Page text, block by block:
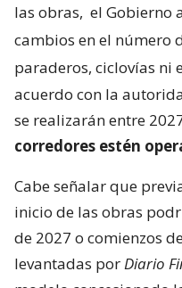
las obras, el Gobierno
cambios en el número
paraderos, ciclovías ni
acuerdo con la
se realizarán entre
corredores estén
Cabe señalar que
inicio de las obras
de 2027 o comienzos
levantadas porDiario